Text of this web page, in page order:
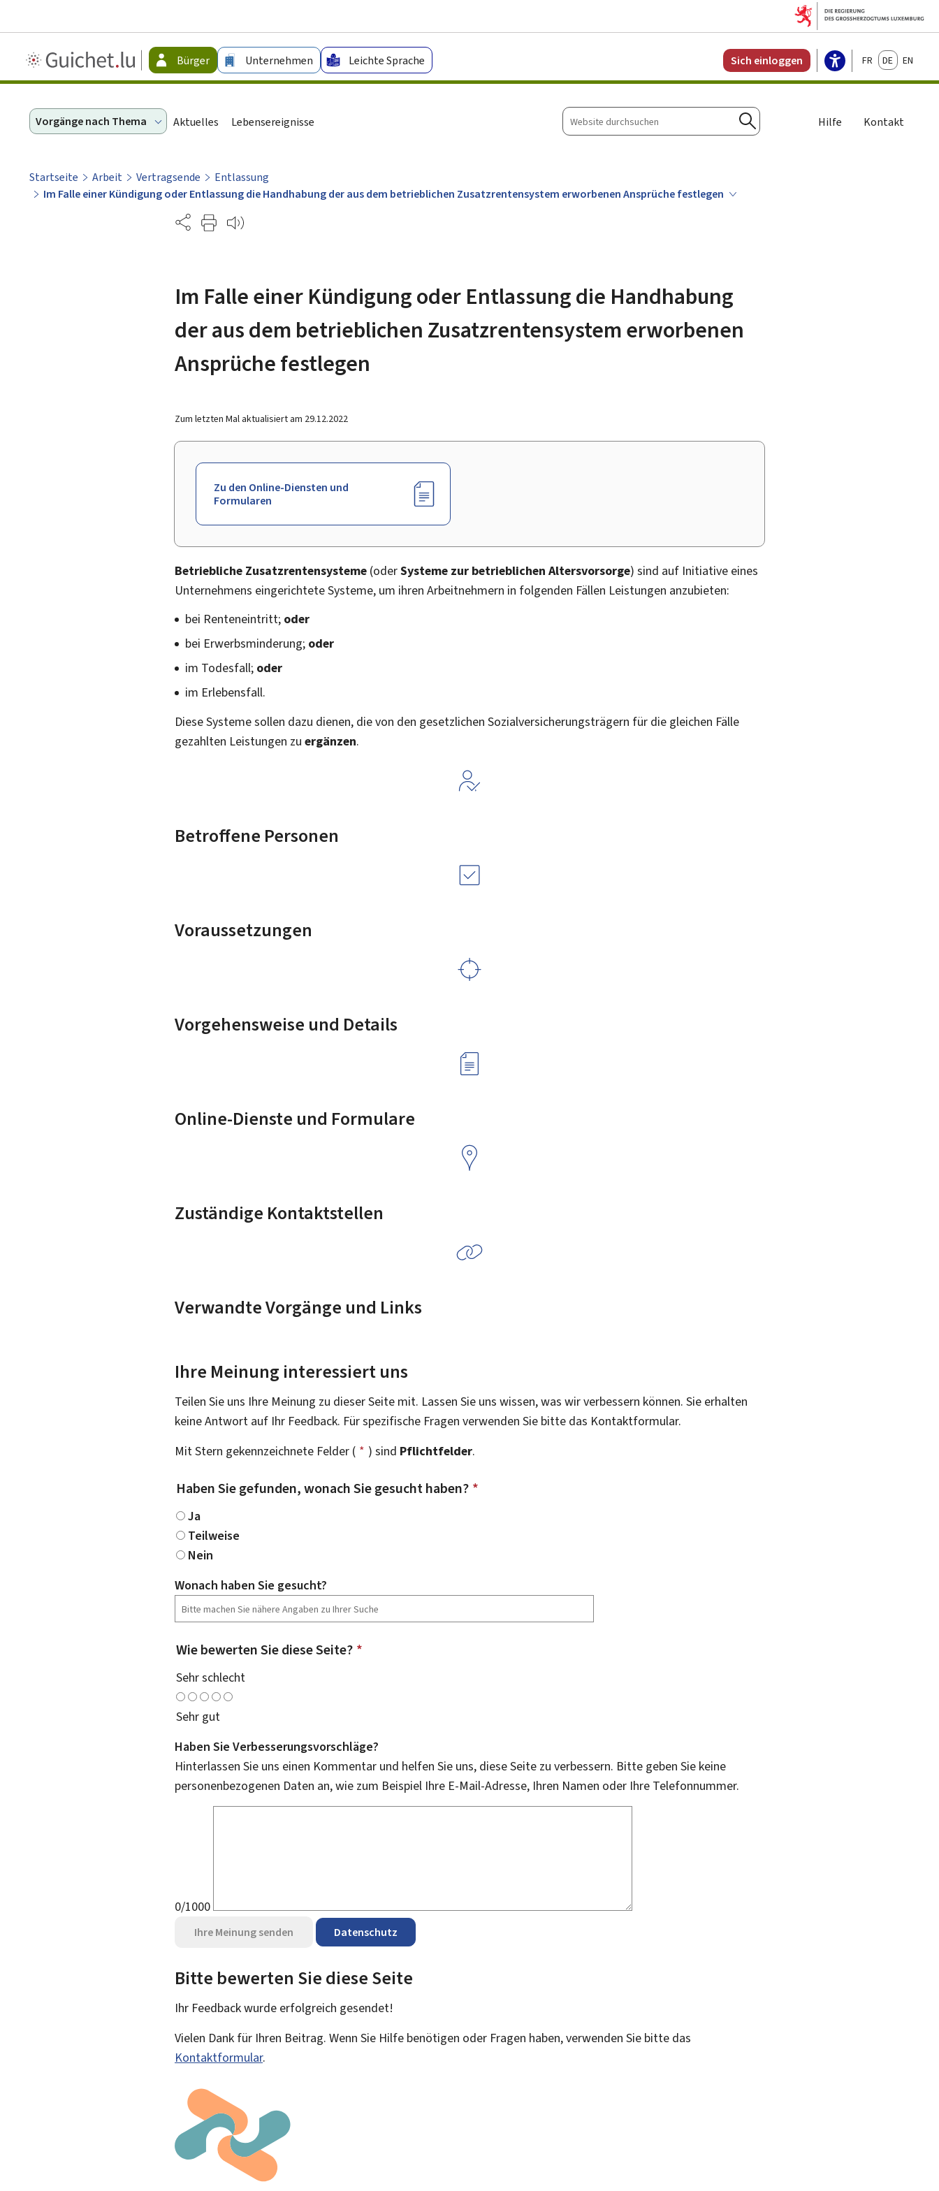
Guichet.lu
-
Bürger Unternehmen Leichte Sprache Sich einloggen FrançaisDeutschEnglish
Vorgänge nach Thema Aktuelles Lebensereignisse
Website
durchsuchen
Suchen
Hilfe Kontakt
Startseite Arbeit Vertragsende
Entlassung
Im Falle einer Kündigung oder Entlassung die Handhabung der aus dem betrieblichen Zusatzrentensystem erworbenen Ansprüche festlegen
Partage
Im Falle einer Kündigung oder Entlassung die Handhabung
der aus dem betrieblichen Zusatzrentensystem erworbenen
Ansprüche festlegen
Zum letzten Mal aktualisiert am 29.12.2022
Zu den Online-Diensten und
Formularen
Betriebliche Zusatzrentensysteme (oderSysteme zur betrieblichen Altersvorsorge) sind auf Initiative eines
Unternehmens eingerichtete Systeme, um ihren Arbeitnehmern in folgenden Fällen Leistungen anzubieten:
bei Renteneintritt; oder
bei Erwerbsminderung; oder
im Todesfall; oder
im Erlebensfall.
Diese Systeme sollen dazu dienen, die von den gesetzlichen Sozialversicherungsträgern für die gleichen Fälle
gezahlten Leistungen zu ergänzen.
Betroffene Personen
Voraussetzungen
Vorgehensweise und Details
Online-Dienste und Formulare
Zuständige Kontaktstellen
Verwandte Vorgänge und Links
Ihre Meinung interessiert uns
Teilen Sie uns Ihre Meinung zu dieser Seite mit. Lassen Sie uns wissen, was wir verbessern können. Sie erhalten
keine Antwort auf Ihr Feedback. Für spezifische Fragen verwenden Sie bitte das Kontaktformular.
Mit Stern gekennzeichnete Felder ( * ) sind Pflichtfelder.
Haben Sie gefunden, wonach Sie gesucht haben? *
Ja
Teilweise
Nein
Wonach haben Sie gesucht?
Wie bewerten Sie diese Seite? *
Sehr schlecht
Sehr gut
Haben Sie Verbesserungsvorschläge?
Hinterlassen Sie uns einen Kommentar und helfen Sie uns, diese Seite zu verbessern. Bitte geben Sie keine
personenbezogenen Daten an, wie zum Beispiel Ihre E-Mail-Adresse, Ihren Namen oder Ihre Telefonnummer.
0/1000
Ihre Meinung senden Datenschutz
Bitte bewerten Sie diese Seite
Ihr Feedback wurde erfolgreich gesendet!
Vielen Dank für Ihren Beitrag. Wenn Sie Hilfe benötigen oder Fragen haben, verwenden Sie bitte das
Kontaktformular.